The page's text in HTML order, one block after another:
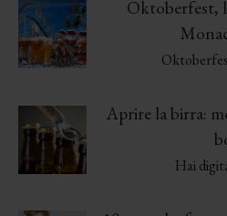
Oktoberfest,
Aprire la birra:
Hai